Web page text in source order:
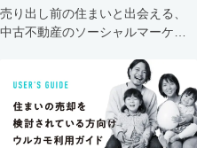
売り出し前の住まいと出会える、
中古不動産のソーシャルマーケッ